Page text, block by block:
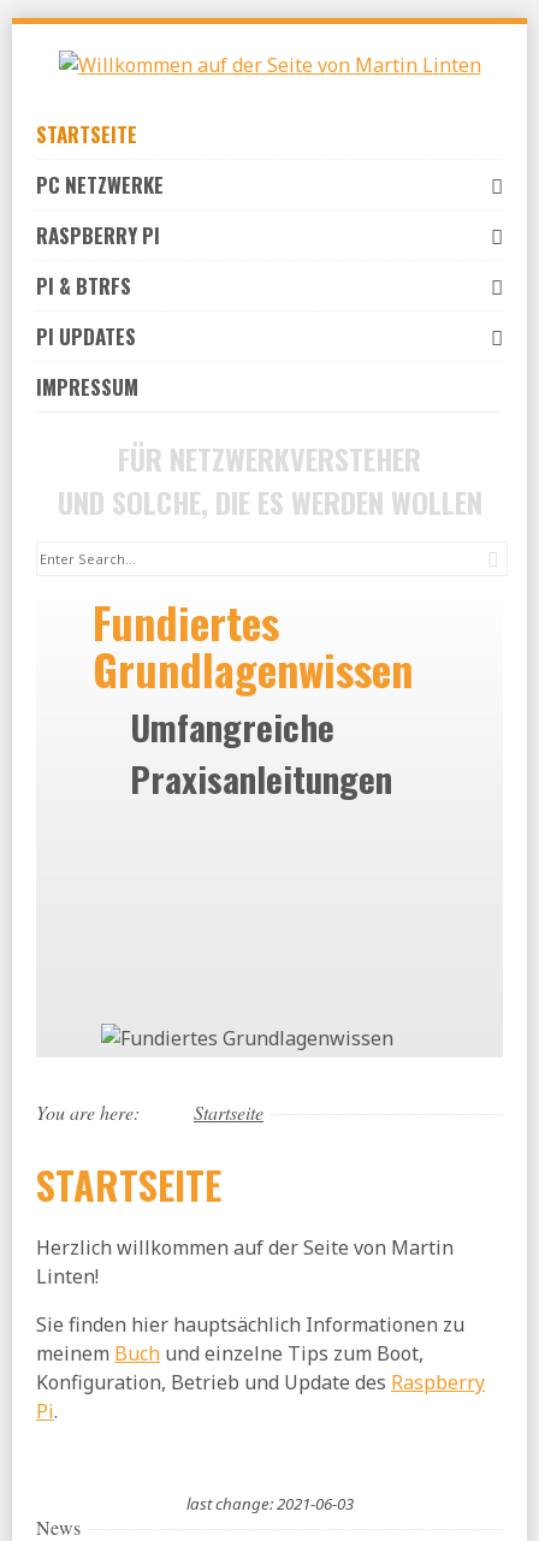
Skip
content
STARTSEITE
PC NETZWERKE
RASPBERRY PI
PI & BTRFS
PI UPDATES
IMPRESSUM
FÜR NETZWERKVERSTEHER
UND SOLCHE, DIE ES WERDEN WOLLEN
Fundiertes
Grundlagenwissen
Umfangreiche
Praxisanleitungen
You are here: Startseite
STARTSEITE
Herzlich willkommen auf der Seite von Martin
Linten!
Sie finden hier hauptsächlich Informationen zu
meinem Buch und einzelne Tips zum Boot,
Konfiguration, Betrieb und Update des Raspberry
Pi.
last change: 2021-06-03
News